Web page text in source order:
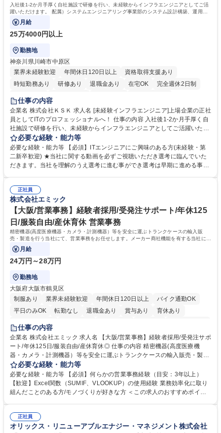
入社後1-2か月手厚く自社施設で研修を行い、未経験からインフラエンジニアとしてご活
躍いただけます。 配属）システムエンジニアリング事業部のシステム設計構築、運用保
守
月給
25万4000円以上
勤務地
神奈川県川崎市中原区
業界未経験歓迎
年間休日120日以上
資格取得支援あり
時短勤務あり
研修あり 退職金あり 在宅OK
完全週休2日制
交通費支給
仕事の内容
企業名 株式会社ＫＳＫ 求人名 [未経験インフラエンジニア]上場企業の正社
員としてITのプロフェッショナルへ！ 仕事の内容 入社後1-2か月手厚く自
社施設で研修を行い、未経験からインフラエンジニアとしてご活躍いただ
けます。 配属）システムエンジニアリング事業部のシステム設計構築、運
用保守 【未経験でも上流工程にチャレンジ可能！】■未経験からエンジニ
アになる場合、多くの企業は監視や保守のみの案件からスタートとなりま
すが、本ポジションは入社後上流工程(設計や構築業務等)からスタートす
もあり、風通しのよさも魅力です。 募集職種 [未経験インフラエンジニア]
上場企業の正社員としてITのプロフェッショナルへ！
必要な経験・能力等
必要な経験・能力等 【必須】ITエンジニアにご興味のある方(未経験・第
二新卒歓迎) ★当社に関する動画を必ずご視聴いただき選考に臨んでいた
だきます。当社を理解のうえ選考に進む事ができ選考は早期に進める事が
連機器も自社で購入。教育投資約4億円（売上高比率2％）。社員一人当た
り教育費は日本の全上場企業ベスト10に入ります。 【定年まで働ける会
社】年間数名の定年退職者がいます。最終出社日には本社で花束贈呈を
し、お見送りをするというセレモニーをお一人ずつ行っています。 学歴・
資格 学歴：大学院 大学 高専 短大 専修学校 語学力： 資格：基本情報技術
者
正社員
株式会社エミック
【大阪/営業事務】経験者採用/受発注サポート/年休125
日/服装自由/産休育休 営業事務
精密機器(高度医療機器・カメラ・計測機器）等を安全に運ぶトランクケースの輸入販
売・製造を行う当社にて、営業事務をお任せします。メーカー商社機能を有する当社に
て、ご経験を活かしていただきます。
月給
24万円～28万円
勤務地
大阪府大阪市鶴見区
制服あり
業界未経験歓迎 年間休日120日以上
バイク通勤OK
平日のみOK
転勤なし 退職金あり 賞与あり
育休あり
完全週休2日制
仕事の内容
企業名 株式会社エミック 求人名 【大阪/営業事務】経験者採用/受発注サポ
ート/年休125日/服装自由/産休育休◎ 仕事の内容 精密機器(高度医療機
器・カメラ・計測機器）等を安全に運ぶトランクケースの輸入販売・製造
を行う当社にて、営業事務をお任せします。メーカー商社機能を有する当
社にて、ご経験を活かしていただきます。 ・営業サポート（見積回答・資
料作成・納期回答） ・お客様対応（電話・メール） ・システム入力（各
帳票入力発行・売上仕入計上） ・受発注対応（在庫管理・出入荷対応）
休125日/服装自由/産休育休◎
必要な経験・能力等
必要な経験・能力等 【必須】何らかの営業事務経験（目安：3年以上）
【歓迎】Excel関数（SUMIF、VLOOKUP）の使用経験 業務効率化に取り
組んだことのある方/モノづくりが好きな方 ＜この求人のおすすめポイン
◎ 【3】産休育休取得実績があるからライフイベントも安心してお迎え可
能 【4】役員（女性）が従業員の働きやすさを第一に考えており、ストレ
正社員
オリックス・リニューアブルエナジー・マネジメント株式会社